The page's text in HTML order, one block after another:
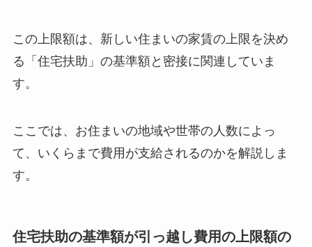
この上限額は、新しい住まいの家賃の上限を決め
る「住宅扶助」の基準額と密接に関連していま
す。
ここでは、お住まいの地域や世帯の人数によっ
て、いくらまで費用が支給されるのかを解説しま
す。
住宅扶助の基準額が引っ越し費用の上限額の